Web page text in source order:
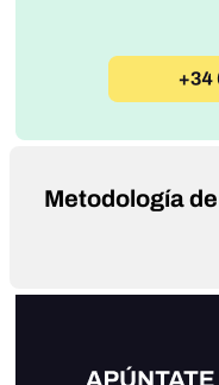
Metodología